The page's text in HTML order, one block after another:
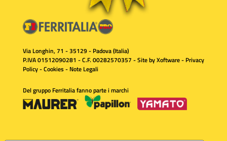
Via Longhin, 71 - 35129 - Padova (Italia)
P.IVA 01512090281 - C.F. 00282570357 - Site byXoftware- Privacy
Policy-Cookies- Note Legali
Del gruppo Ferritalia fanno parte i marchi